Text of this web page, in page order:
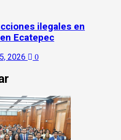
ilegales en
Ecatepec
2026 0